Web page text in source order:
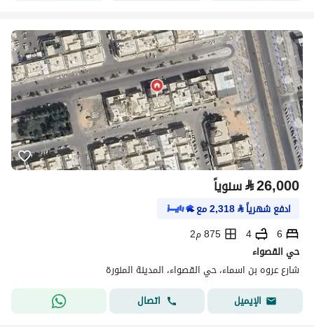
⃁26,000 سنوياً
ادفع شهرياً⃁
2,318مع
6
4
875 م2
حي القصواء
شارع عروه بن اسماء، حي القصواء، المدينة المنورة
الإيميل
اتصال